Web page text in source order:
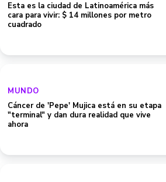
Esta es la ciudad de Latinoamérica más
cara para vivir: $ 14 millones por metro
cuadrado
MUNDO
Cáncer de 'Pepe' Mujica está en su etapa
"terminal" y dan dura realidad que vive
ahora